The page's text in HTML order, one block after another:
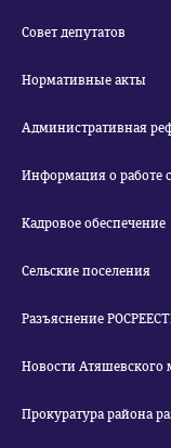
Совет депутатов
Нормативные акты
Административная
Информация о работе
Кадровое обеспечение
Сельские поселения
Разъяснение
Новости Атяшевского
Прокуратура района